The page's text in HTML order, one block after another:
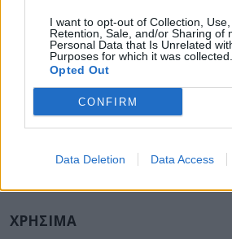
I want to opt-out of Collection, Use,
Retention, Sale, and/or Sharing of
Personal Data that Is Unrelated
Purposes for which it was collected.
Opted Out
CONFIRM
Data Deletion Data Access
ΥΓΕΙΑ
ΠΑΙΔΙ
ΨΥΧΙΚΗ ΥΓΕΙΑ
TIPS
ΧΡΗΣΙΜΑ